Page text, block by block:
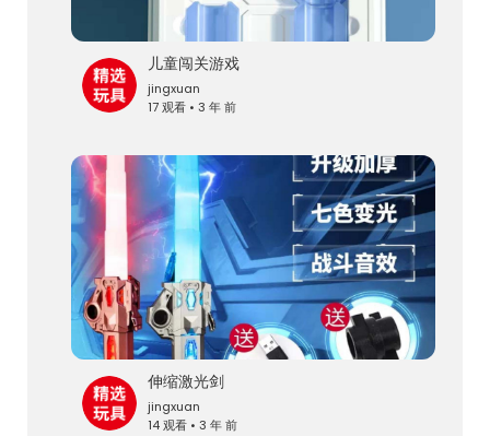
儿童闯关游戏
jingxuan
17 观看 • 3 年 前
伸缩激光剑
jingxuan
14 观看 • 3 年 前